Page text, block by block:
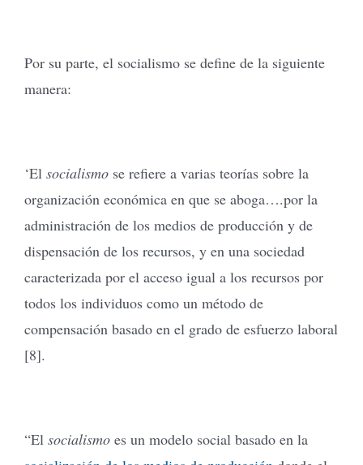
Por su parte, el socialismo se define de la siguiente
manera:
‘El socialismo se refiere a varias teorías sobre la
organización económica en que se aboga….por la
administración de los medios de producción y de
dispensación de los recursos, y en una sociedad
caracterizada por el acceso igual a los recursos por
todos los individuos como un método de
compensación basado en el grado de esfuerzo laboral
[8].
“El socialismo es un modelo social basado en la